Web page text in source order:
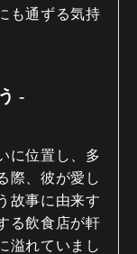
も通ずる気持
-
に位置し、多
際、彼が愛し
故事に由来す
る飲食店が軒
溢れていまし